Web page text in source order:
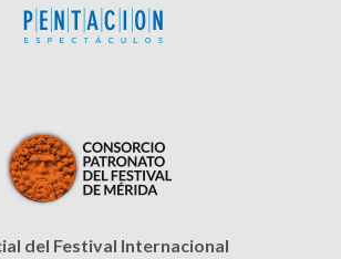
del Festival Internacional